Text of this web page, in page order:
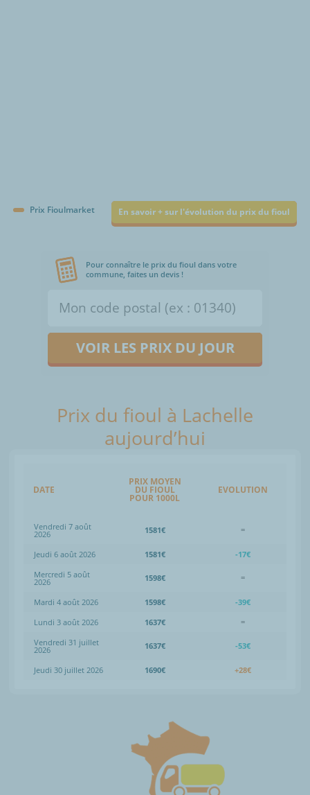
Prix Fioulmarket En savoir + sur l'évolution du prix du fioul
Pour connaître le prix du fioul dans votre
commune, faites un devis !
VOIR LES PRIX DU JOUR
Prix du fioul à Lachelle
aujourd’hui
DATE
PRIX MOYEN
DU FIOUL
POUR 1000L
EVOLUTION
Vendredi 7 août
2026 1581€ =
Jeudi 6 août 2026 1581€
-17€
Mercredi 5 août
2026 1598€ =
Mardi 4 août 2026 1598€
-39€
Lundi 3 août 2026
1637€
=
Vendredi 31 juillet
2026 1637€ -53€
Jeudi 30 juillet 2026 1690€ +28€